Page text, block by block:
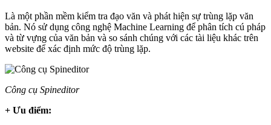
Là một phần mềm kiểm tra đạo văn và phát hiện sự trùng lặp văn
bản. Nó sử dụng công nghệ Machine Learning để phân tích cú pháp
và từ vựng của văn bản và so sánh chúng với các tài liệu khác trên
website để xác định mức độ trùng lặp.
Công cụ Spineditor
+ Ưu điểm: